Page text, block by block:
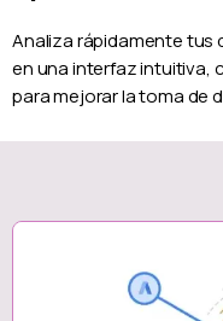
Analiza rápidamente
en una interfaz intuitiva,
para mejorar la toma de